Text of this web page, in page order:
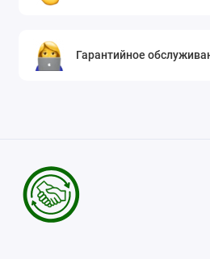
Гарантийное